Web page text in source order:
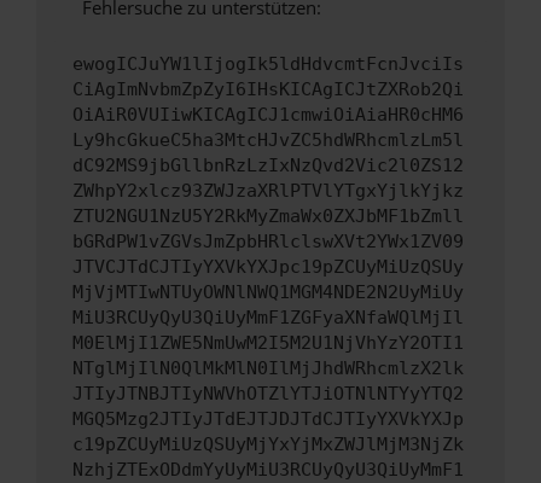
Fehlersuche zu unterstützen:
ewogICJuYW1lIjogIk5ldHdvcmtFcnJvciIs
CiAgImNvbmZpZyI6IHsKICAgICJtZXRob2Qi
OiAiR0VUIiwKICAgICJ1cmwiOiAiaHR0cHM6
Ly9hcGkueC5ha3MtcHJvZC5hdWRhcmlzLm5l
dC92MS9jbGllbnRzLzIxNzQvd2Vic2l0ZS12
ZWhpY2xlcz93ZWJzaXRlPTVlYTgxYjlkYjkz
ZTU2NGU1NzU5Y2RkMyZmaWx0ZXJbMF1bZmll
bGRdPW1vZGVsJmZpbHRlclswXVt2YWx1ZV09
JTVCJTdCJTIyYXVkYXJpc19pZCUyMiUzQSUy
MjVjMTIwNTUyOWNlNWQ1MGM4NDE2N2UyMiUy
MiU3RCUyQyU3QiUyMmF1ZGFyaXNfaWQlMjIl
M0ElMjI1ZWE5NmUwM2I5M2U1NjVhYzY2OTI1
NTglMjIlN0QlMkMlN0IlMjJhdWRhcmlzX2lk
JTIyJTNBJTIyNWVhOTZlYTJiOTNlNTYyYTQ2
MGQ5Mzg2JTIyJTdEJTJDJTdCJTIyYXVkYXJp
c19pZCUyMiUzQSUyMjYxYjMxZWJlMjM3NjZk
NzhjZTExODdmYyUyMiU3RCUyQyU3QiUyMmF1